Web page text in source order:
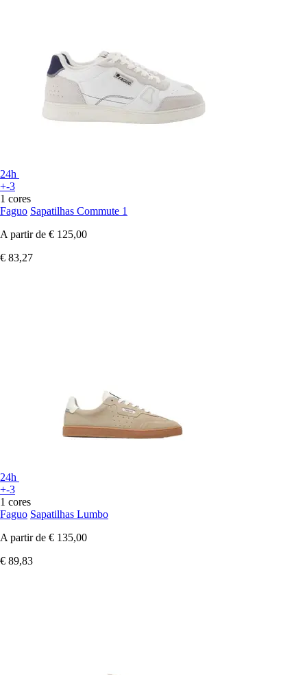
24h
+-3
1 cores
Faguo Sapatilhas Commute 1
A partir de € 125,00
€ 83,27
24h
+-3
1 cores
Faguo Sapatilhas Lumbo
A partir de € 135,00
€ 89,83